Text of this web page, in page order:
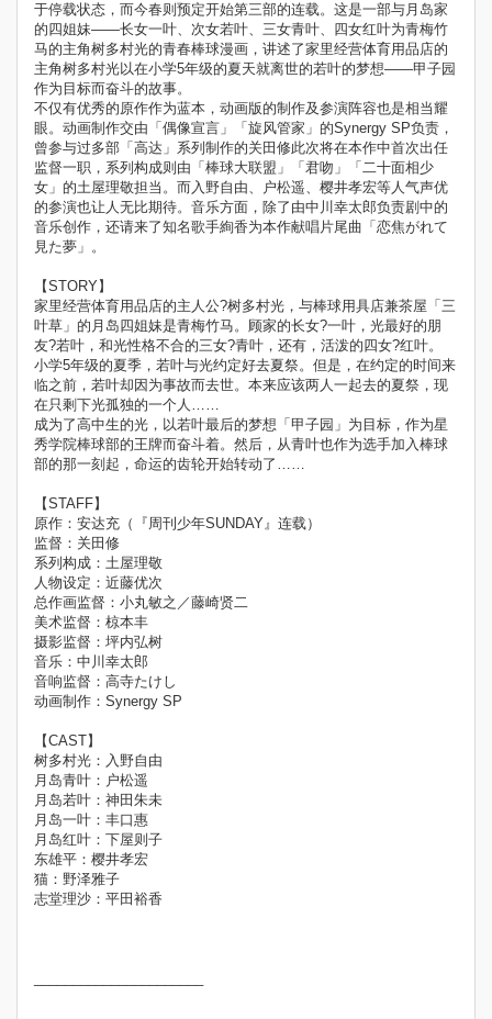
于停载状态，而今春则预定开始第三部的连载。这是一部与月岛家
的四姐妹——长女一叶、次女若叶、三女青叶、四女红叶为青梅竹
马的主角树多村光的青春棒球漫画，讲述了家里经营体育用品店的
主角树多村光以在小学5年级的夏天就离世的若叶的梦想——甲子园
作为目标而奋斗的故事。
不仅有优秀的原作作为蓝本，动画版的制作及参演阵容也是相当耀
眼。动画制作交由「偶像宣言」「旋风管家」的Synergy SP负责，
曾参与过多部「高达」系列制作的关田修此次将在本作中首次出任
监督一职，系列构成则由「棒球大联盟」「君吻」「二十面相少
女」的土屋理敬担当。而入野自由、户松遥、樱井孝宏等人气声优
的参演也让人无比期待。音乐方面，除了由中川幸太郎负责剧中的
音乐创作，还请来了知名歌手絢香为本作献唱片尾曲「恋焦がれて
見た夢」。
【STORY】
家里经营体育用品店的主人公?树多村光，与棒球用具店兼茶屋「三
叶草」的月岛四姐妹是青梅竹马。顾家的长女?一叶，光最好的朋
友?若叶，和光性格不合的三女?青叶，还有，活泼的四女?红叶。
小学5年级的夏季，若叶与光约定好去夏祭。但是，在约定的时间来
临之前，若叶却因为事故而去世。本来应该两人一起去的夏祭，现
在只剩下光孤独的一个人……
成为了高中生的光，以若叶最后的梦想「甲子园」为目标，作为星
秀学院棒球部的王牌而奋斗着。然后，从青叶也作为选手加入棒球
部的那一刻起，命运的齿轮开始转动了……
【STAFF】
原作：安达充（『周刊少年SUNDAY』连载）
监督：关田修
系列构成：土屋理敬
人物设定：近藤优次
总作画监督：小丸敏之／藤崎贤二
美术监督：椋本丰
摄影监督：坪内弘树
音乐：中川幸太郎
音响监督：高寺たけし
动画制作：Synergy SP
【CAST】
树多村光：入野自由
月岛青叶：户松遥
月岛若叶：神田朱未
月岛一叶：丰口惠
月岛红叶：下屋则子
东雄平：樱井孝宏
猫：野泽雅子
志堂理沙：平田裕香